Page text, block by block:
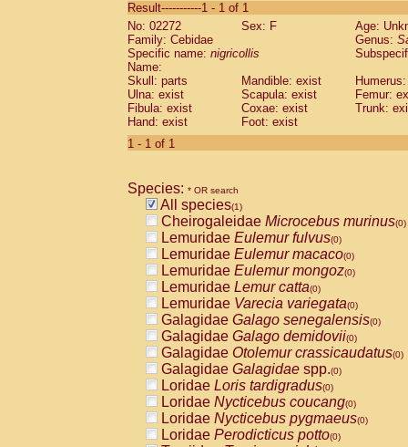
CebidaeSaguinus labiatus(0)
Cebidae Saguinus leucopus (0)
Cebidae
CebidaeSaguinus mystax
Cebidae Saguinus nigricollis (1)
Cebidae Saguinus oedipus
Cebidae Saguinus weddelli
Cebidae Saguinusspp.
Cebidae
CebidaeCebus capucinus
CebidaeCebus nigrivittatus
CebidaeCebus spp.(0)
CebidaeSaimiri boliviensis(0)
CebidaeSaimiri sciureus(0)
AtelidaeAlouatta caraya(0)
AtelidaeAlouatta fusca(0)
AtelidaeAlouatta seniculus(0)
AtelidaeAlouattaspp.(0)
AtelidaeAteles belzebuth(0)
AtelidaeAteles geoffroyi(0)
AtelidaeAteles paniscus(0)
AtelidaeAtelesspp.(0)
AtelidaeLagothrix lagothricha(0)
AtelidaeLagothrix lagothricha cana
PitheciidaeCacajao calvus
Result-----------1 - 1 of 1
No: 02272
Sex: F
Age:
Family: Cebidae
Genus:
Specific name: nigricollis
Name:
Skull: parts
Mandible: exist
Ulna: exist
Scapula: exist
Femur:
Fibula: exist
Coxae: exist
Trunk:
Hand: exist
Foot: exist
1 - 1 of 1
Species: * OR search
All species(1)
Cheirogaleidae Microcebus murinus(0)
Lemuridae Eulemur fulvus(0)
Lemuridae Eulemur macaco(0)
Lemuridae Eulemur mongoz(0)
Lemuridae Lemur catta(0)
Lemuridae Varecia variegata(0)
Galagidae Galago senegalensis(0)
Galagidae Galago demidovii(0)
Galagidae Otolemur crassicaudatus(0)
Galagidae Galagidae spp.(0)
Loridae Loris tardigradus(0)
Loridae Nycticebus coucang(0)
Loridae Nycticebus pygmaeus(0)
Loridae Perodicticus potto(0)